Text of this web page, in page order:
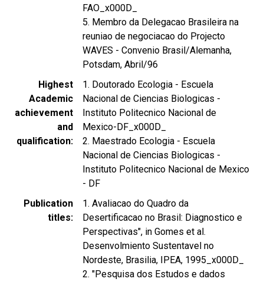
FAO_x000D_
5. Membro da Delegacao Brasileira na
reuniao de negociacao do Projecto
WAVES - Convenio Brasil/Alemanha,
Potsdam, Abril/96
Highest
Academic
achievement
and
qualification
1. Doutorado Ecologia - Escuela
Nacional de Ciencias Biologicas -
Instituto Politecnico Nacional de
Mexico-DF_x000D_
2. Maestrado Ecologia - Escuela
Nacional de Ciencias Biologicas -
Instituto Politecnico Nacional de Mexico
- DF
Publication
titles
1. Avaliacao do Quadro da
Desertificacao no Brasil: Diagnostico e
Perspectivas", in Gomes et al.
Desenvolmiento Sustentavel no
Nordeste, Brasilia, IPEA, 1995_x000D_
2. "Pesquisa dos Estudos e dados